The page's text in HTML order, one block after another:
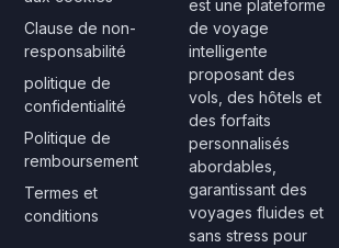
Clause de non-
responsabilité
politique de
confidentialité
Politique de
remboursement
Termes et
conditions
est une plateforme
de voyage
intelligente
proposant des
vols, des hôtels et
des forfaits
personnalisés
abordables,
garantissant des
voyages fluides et
sans stress pour